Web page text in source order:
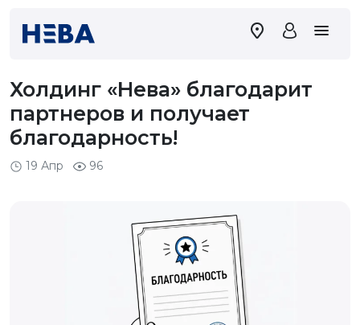
Холдинг «Нева» благодарит
партнеров и получает
благодарность!
19 Апр 96